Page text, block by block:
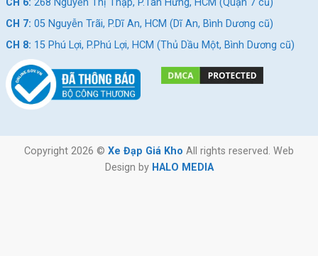
CH 6: 268 Nguyễn Thị Thập, P.Tân Hưng, HCM (Quận 7 cũ)
CH 7: 05 Nguyễn Trãi, P.Dĩ An, HCM (Dĩ An, Bình Dương cũ)
CH 8: 15 Phú Lợi, P.Phú Lợi, HCM (Thủ Dầu Một, Bình Dương cũ)
Copyright 2026 © Xe Đạp Giá Kho All rights reserved. Web
Design by HALO MEDIA